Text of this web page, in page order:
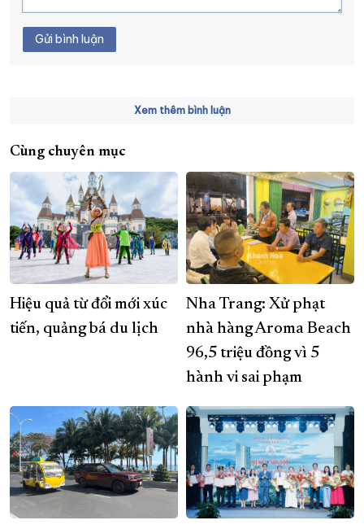
Gửi bình luận
Xem thêm bình luận
Cùng chuyên mục
Hiệu quả từ đổi mới xúc
tiến, quảng bá du lịch
Nha Trang: Xử phạt
nhà hàng Aroma Beach
96,5 triệu đồng vì 5
hành vi sai phạm